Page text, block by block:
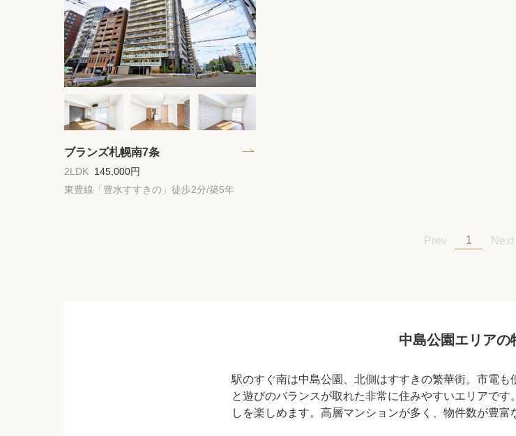
ブランズ札幌南7条
2LDK
145,000円
東豊線「豊水すすきの」徒歩2分/築5年
Prev 1 Next
中島公園エリアの
駅のすぐ南は中島公園、北側はすすきの繁華街。市電
と遊びのバランスが取れた非常に住みやすいエリアで
しを楽しめます。高層マンションが多く、物件数が豊富